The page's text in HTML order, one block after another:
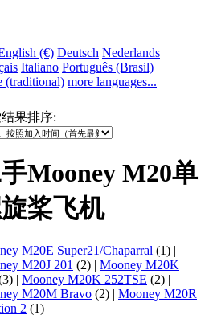
(€) Deutsch Nederlands
Italiano Português (Brasil)
more languages...
果排序:
Mooney M20单
桨飞机
M20E Super21/Chaparral (1) |
M20J 201 (2) | Mooney M20K
| Mooney M20K 252TSE (2) |
M20M Bravo (2) | Mooney M20R
2 (1)